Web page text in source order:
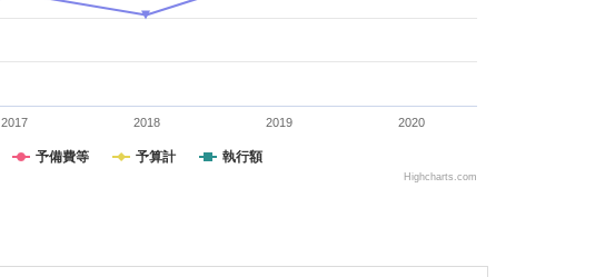
予備費等 予算計 執行額
2017 2018 2019 2020
Highcharts.com